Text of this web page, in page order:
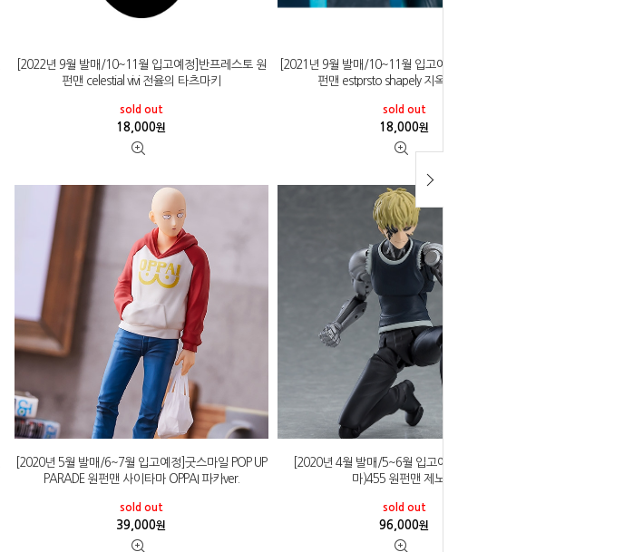
[2022년 9월 발매/10~11월 입고예정]반프레스토 원
펀맨 celestial vivi 전율의 타츠마키
sold out
18,000원
[2021년 9월 발매/10~11월 입고예정]반프레스토 원
펀맨 estprsto shapely 지옥의 후부키
sold out
18,000원
[2020년 5월 발매/6~7월 입고예정]굿스마일 POP UP
PARADE 원펀맨 사이타마 OPPAI 파카ver.
sold out
39,000원
[2020년 4월 발매/5~6월 입고예정]Figma(피그
마)455 원펀맨 제노스
sold out
96,000원